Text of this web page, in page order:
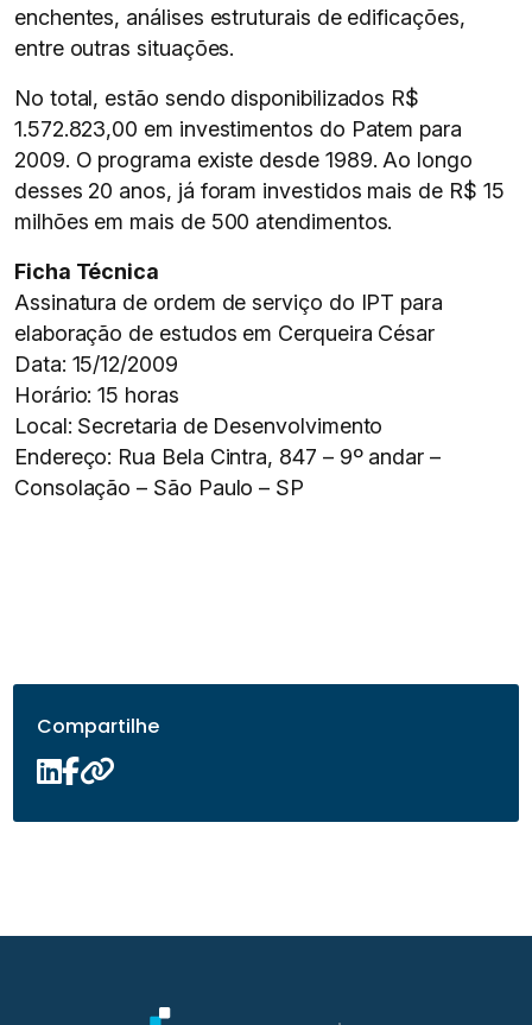
enchentes, análises estruturais de edificações,
entre outras situações.
No total, estão sendo disponibilizados R$
1.572.823,00 em investimentos do Patem para
2009. O programa existe desde 1989. Ao longo
desses 20 anos, já foram investidos mais de R$ 15
milhões em mais de 500 atendimentos.
Ficha Técnica
Assinatura de ordem de serviço do IPT para
elaboração de estudos em Cerqueira César
Data: 15/12/2009
Horário: 15 horas
Local: Secretaria de Desenvolvimento
Endereço: Rua Bela Cintra, 847 – 9º andar –
Consolação – São Paulo – SP
Compartilhe